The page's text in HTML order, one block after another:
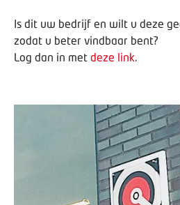
Is dit uw bedrijf en wilt u deze
zodat u beter vindbaar bent?
Log dan in met deze link.